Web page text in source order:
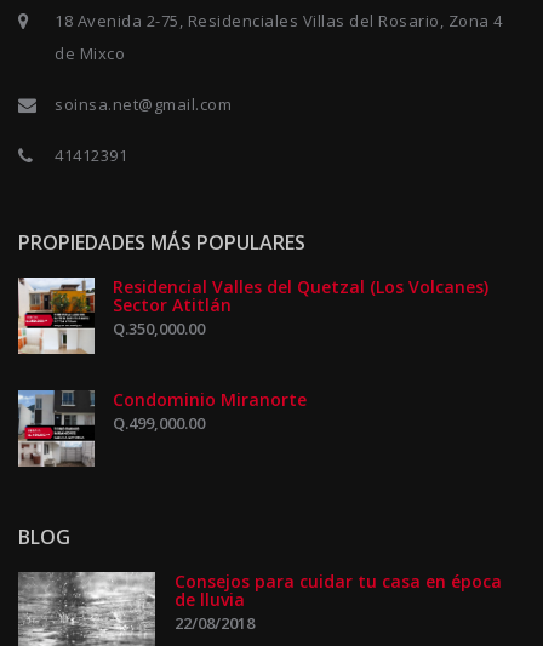
18 Avenida 2-75, Residenciales Villas del Rosario, Zona 4
de Mixco
soinsa.net@gmail.com
41412391
PROPIEDADES MÁS POPULARES
Residencial Valles del Quetzal (Los Volcanes)
Sector Atitlán
Q.350,000.00
Condominio Miranorte
Q.499,000.00
BLOG
Consejos para cuidar tu casa en época
de lluvia
22/08/2018